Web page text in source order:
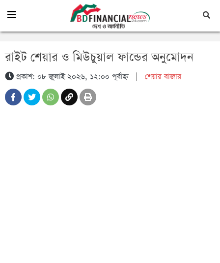
রাইট শেয়ার ও মিউচুয়াল ফান্ডের অনুমোদন
প্রকাশ: ০৮ জুলাই ২০২৬, ১২:০০ পূর্বাহ্ন| শেয়ার বাজার